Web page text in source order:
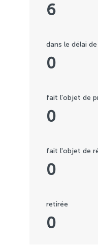
6
0
dans le délai
0
fait l'objet de
0
fait l'objet de
0
retirée